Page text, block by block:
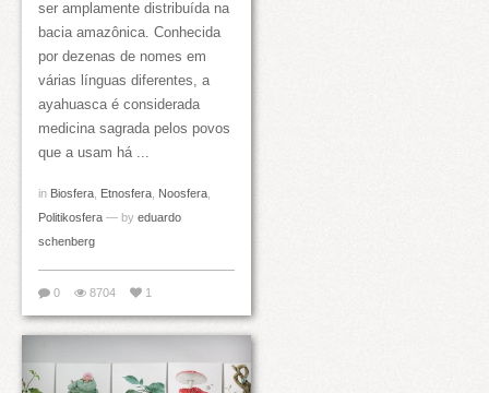
ser amplamente distribuída na
bacia amazônica. Conhecida
por dezenas de nomes em
várias línguas diferentes, a
ayahuasca é considerada
medicina sagrada pelos povos
que a usam há ...
in Biosfera Etnosfera Noosfera
Politikosfera — by eduardo
schenberg
0 8704 1